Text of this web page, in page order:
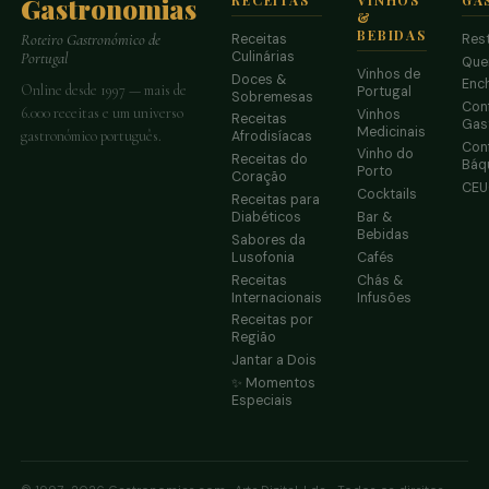
Gastronomias
Roteiro Gastronómico de
Portugal
Online desde 1997 — mais de
6.000 receitas e um universo
gastronómico português.
Receitas
Culinárias
Doces &
Sobremesas
Receitas
Afrodisíacas
Receitas do
Coração
Receitas para
Diabéticos
Sabores da
Lusofonia
Receitas
Internacionais
Receitas por
Região
Jantar a Dois
✨ Momentos
Especiais
&
BEBIDAS
Vinhos de
Portugal
Vinhos
Medicinais
Vinho do
Porto
Cocktails
Bar &
Bebidas
Cafés
Chás &
Infusões